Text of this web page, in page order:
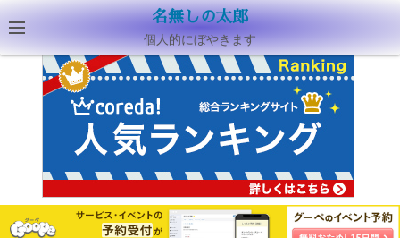
名無しの太郎
個人的にぼやきます